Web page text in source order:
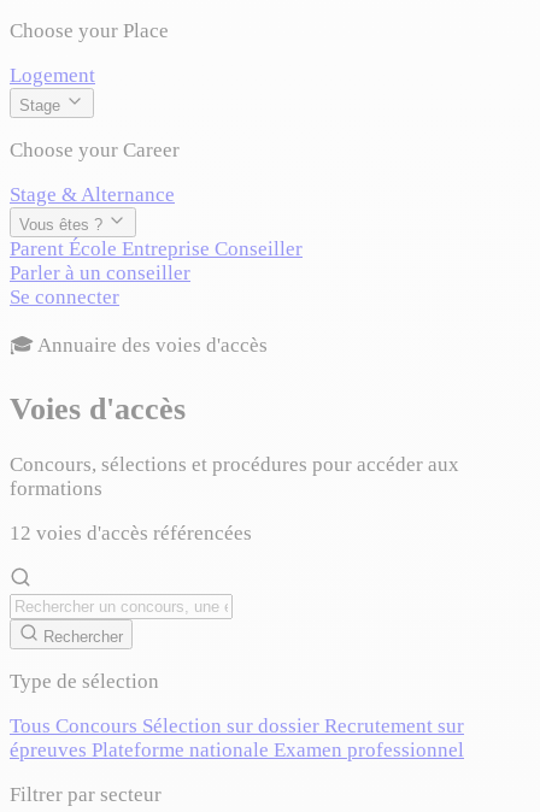
Choose your Place
Logement
Stage
Choose your Career
Stage & Alternance
Vous êtes ?
Parent École Entreprise Conseiller
Parler à un conseiller
Se connecter
🎓 Annuaire des voies d'accès
Voies d'accès
Concours, sélections et procédures pour accéder aux
formations
12 voies d'accès référencées
Rechercher
Type de sélection
Tous Concours Sélection sur dossier Recrutement sur
épreuves Plateforme nationale Examen professionnel
Filtrer par secteur